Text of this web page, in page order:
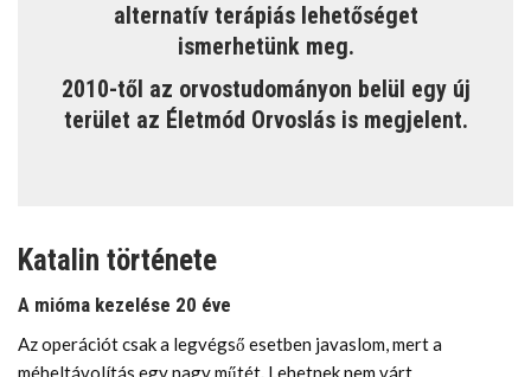
alternatív terápiás lehetőséget
ismerhetünk meg.
2010-től az orvostudományon belül egy új
terület az Életmód Orvoslás is megjelent.
Katalin története
A mióma kezelése 20 éve
Az operációt csak a legvégső esetben javaslom, mert a
méheltávolítás egy nagy műtét. Lehetnek nem várt